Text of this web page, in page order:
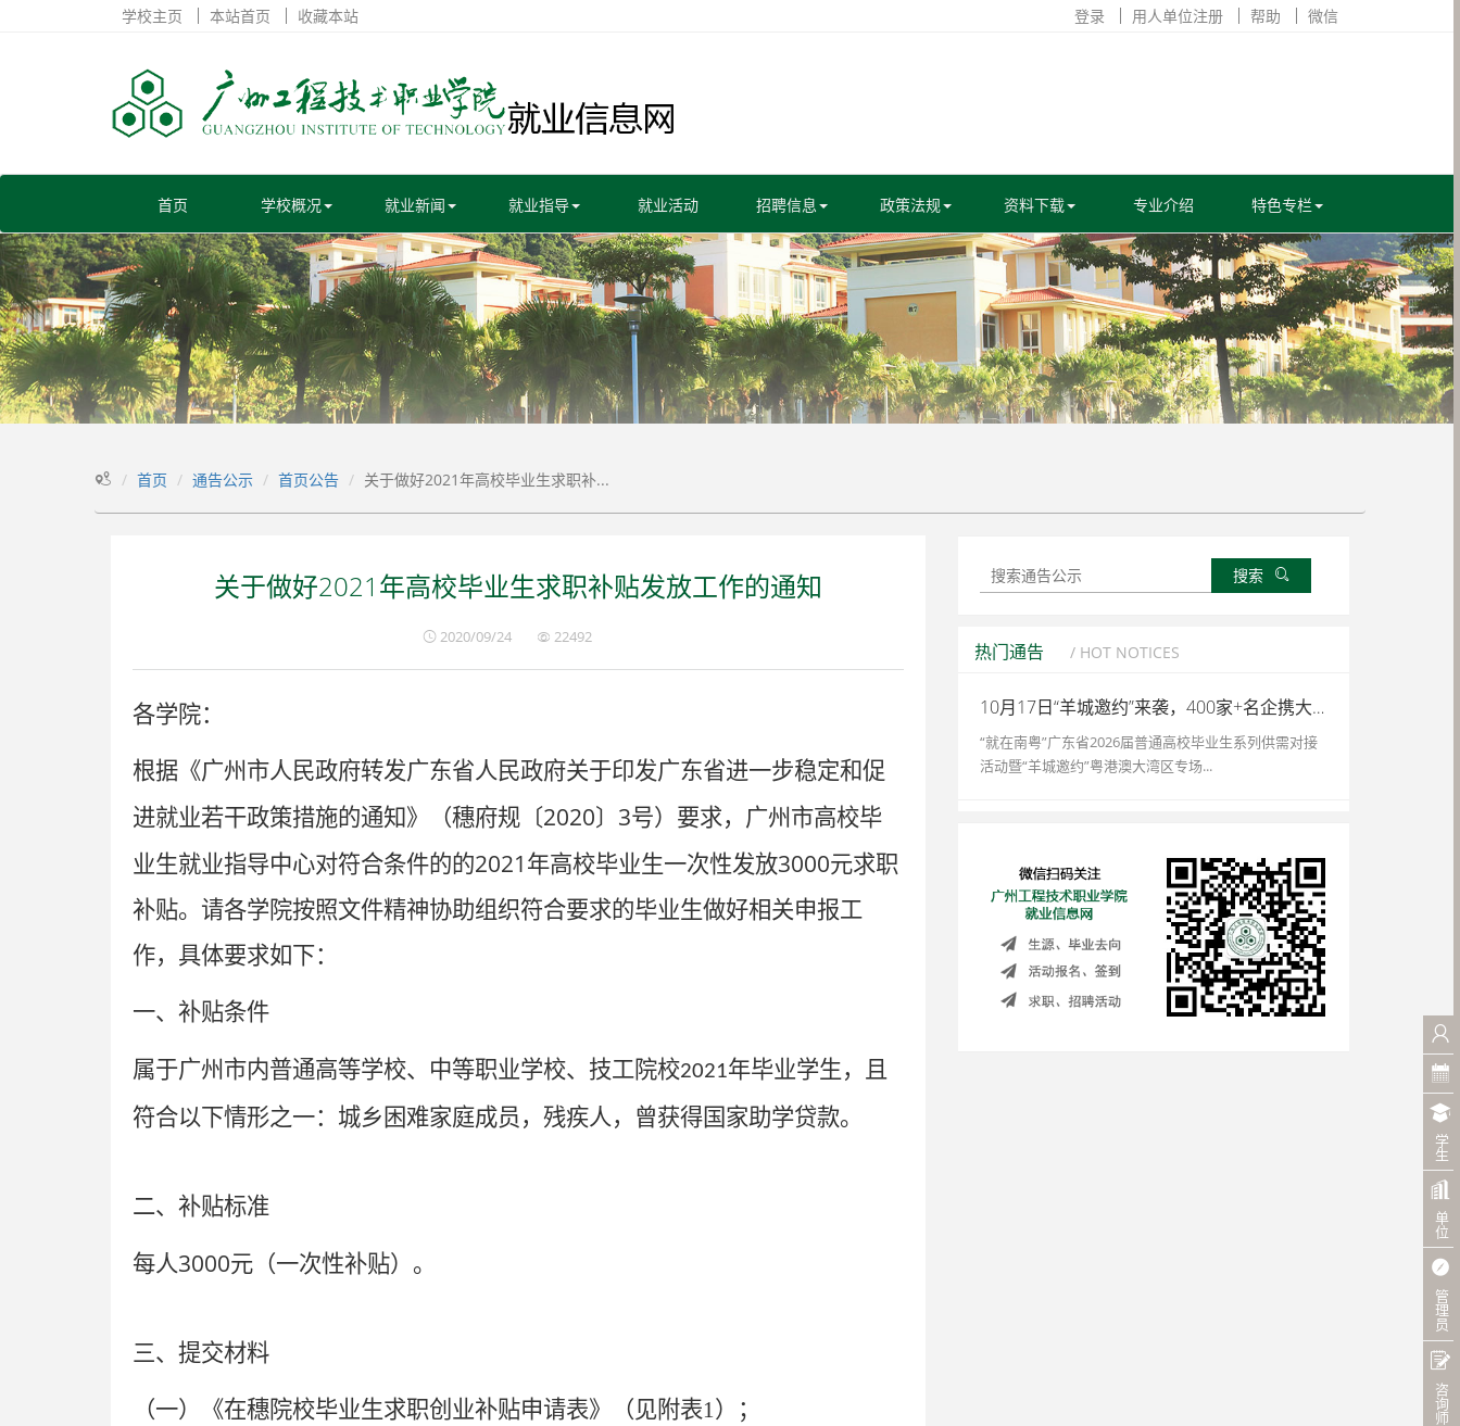
学校主页 本站首页 收藏本站 登录 用人单位注册 帮助 微信
首页 学校概况 就业新闻 就业指导 就业活动 招聘信息 政策法规 资料下载 专业介绍 特色专栏
首页 通告公示 首页公告 关于做好2021年高校毕业生求职补...
关于做好2021年高校毕业生求职补贴发放工作的通知
2020/09/24 22492
各学院：
根据《广州市人民政府转发广东省人民政府关于印发广东省进一步稳定和促
进就业若干政策措施的通知》（穗府规〔2020〕 3号）要求，广州市高校毕
业生就业指导中心对符合条件的的2021 年高校毕业生一次性发放3000元求职
补贴。请各学院按照文件精神协助组织符合要求的毕业生做好相关申报工
作，具体要求如下：
一、补贴条件
属于广州市内普通高等学校、中等职业学校、技工院校2021年毕业学生，且
符合以下情形之一：城乡困难家庭成员，残疾人，曾获得国家助学贷款。
二、补贴标准
每人3000元（一次性补贴） 。
三、提交材料
（一）《在穗院校毕业生求职创业补贴申请表》（见附表1）；
搜索
热门通告 / HOT NOTICES
10月17日“羊城邀约”来袭，400家+名企携大湾区优质岗等你Pick
“就在南粤”广东省2026届普通高校毕业生系列供需对接
活动暨“羊城邀约”粤港澳大湾区专场...
学生
单位
管理员
咨询师